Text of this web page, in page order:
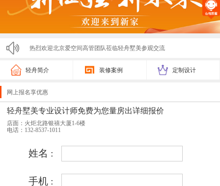
热烈欢迎北京爱空间高管团队莅临轻舟墅美参观交流
零投诉！！！济宁轻舟墅美装饰亮相市监局315展会，...
轻舟墅美装饰2025夏季招聘计划
激情开跑！2025济宁马拉松圆满落幕，轻舟墅美装饰...
轻舟简介 装修案例 定制设计
网上报名享优惠
轻舟墅美专业设计师免费为您量房出详细报价
店面：火炬北路银禧大厦1-6楼
电话：132-8537-1011